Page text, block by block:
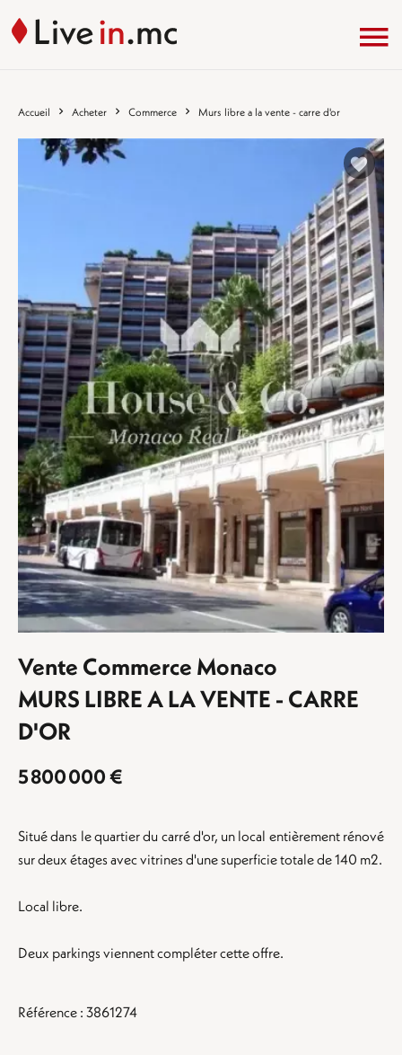
Accueil Acheter Commerce Murs libre a la vente - carre d'or
Vente Commerce Monaco
MURS LIBRE A LA VENTE - CARRE
D'OR
5 800 000 €
Situé dans le quartier du carré d'or, un local entièrement rénové
sur deux étages avec vitrines d'une superficie totale de 140 m2.
Local libre.
Deux parkings viennent compléter cette offre.
Référence : 3861274